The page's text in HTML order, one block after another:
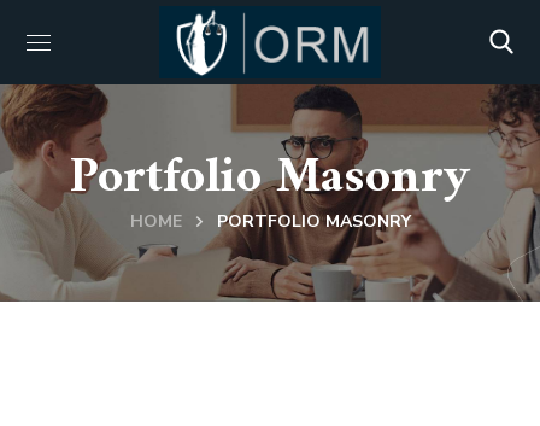
Portfolio Masonry
HOME PORTFOLIO MASONRY